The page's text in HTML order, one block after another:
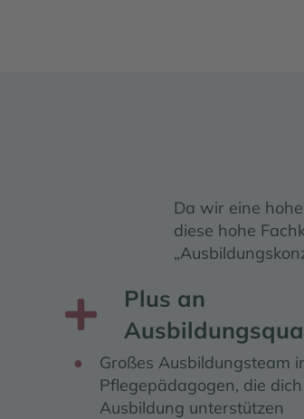
Da wir eine
diese hohe
Plus an Ausbildungsqualität
Plus an
Großes Ausbildungsteam
Pflegepädagogen, die
Ausbildung unterstützen